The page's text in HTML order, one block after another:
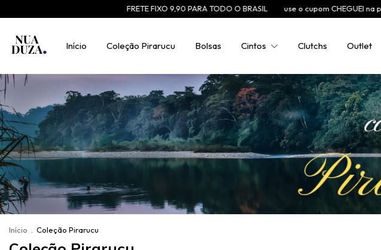
FRETE FIXO 9,90 PARA TODO O BRASIL use o cupom CHEGUEI na primeira
Início Coleção Pirarucu Bolsas Cintos Clutchs Outlet
Início Coleção Pirarucu